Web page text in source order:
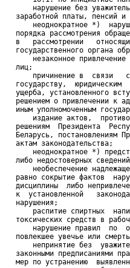
решениям  Президента
Беларусь, постановлениям
актам законодательства;
неоднократное *)
либо недостоверных
необеспечение
равно сокрытие фактов
дисциплины  либо
к  установленной
нарушения;
распитие спиртных
токсических средств в
нарушение правил  по
повлекшее увечье или
непринятие без
законными предписаниями
мер по устранению